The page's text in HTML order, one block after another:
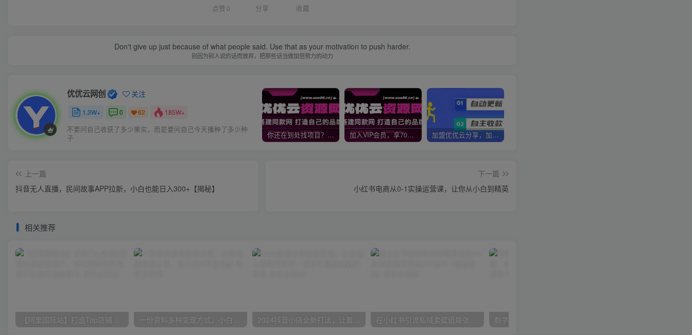
点赞 0 分享 收藏
Don't give up just because of what people said. Use that as your motivation to push harder.
别因为别人说的话而放弃，把那些话当做加倍努力的动力
优优云网创 关注
1.3W+ 0 62 185W+
不要问自己收获了多少果实，而是要问自己今天播种了多少种
子
你还在到处找项目？还在当韭菜？我靠网创资源站一个月收入5万+，曾经我也是个失败者。 加入VIP会员，享70%的推广提成，免费学习多种网上创业课程，菜鸟秒变大神！ 加盟优优云分享，加盟搭建同款知识付费资源网站，实现长期稳定被动收入~
上一篇
抖音无人直播，民间故事APP拉新，小白也能日入300+【揭秘】
下一篇
小红书电商从0-1实操运营课，让你从小白到精英
相关推荐